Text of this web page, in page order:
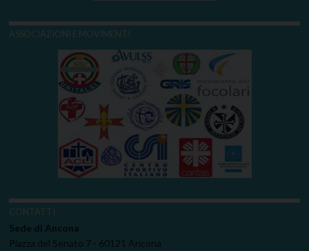
ASSOCIAZIONI E MOVIMENTI
CONTATTI
Sede di Ancona
Piazza del Senato 7 - 60121 Ancona